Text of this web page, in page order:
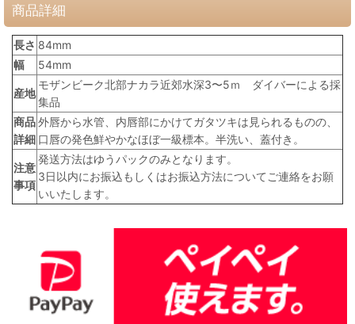
商品詳細
長さ 84mm
幅
54mm
産地
モザンビーク北部ナカラ近郊水深3〜5ｍ ダイバーによる採
集品
商品
詳細
外唇から水管、内唇部にかけてガタツキは見られるものの、
口唇の発色鮮やかなほぼ一級標本。半洗い、蓋付き。
注意
事項
発送方法はゆうパックのみとなります。
3日以内にお振込もしくはお振込方法についてご連絡をお願
いいたします。